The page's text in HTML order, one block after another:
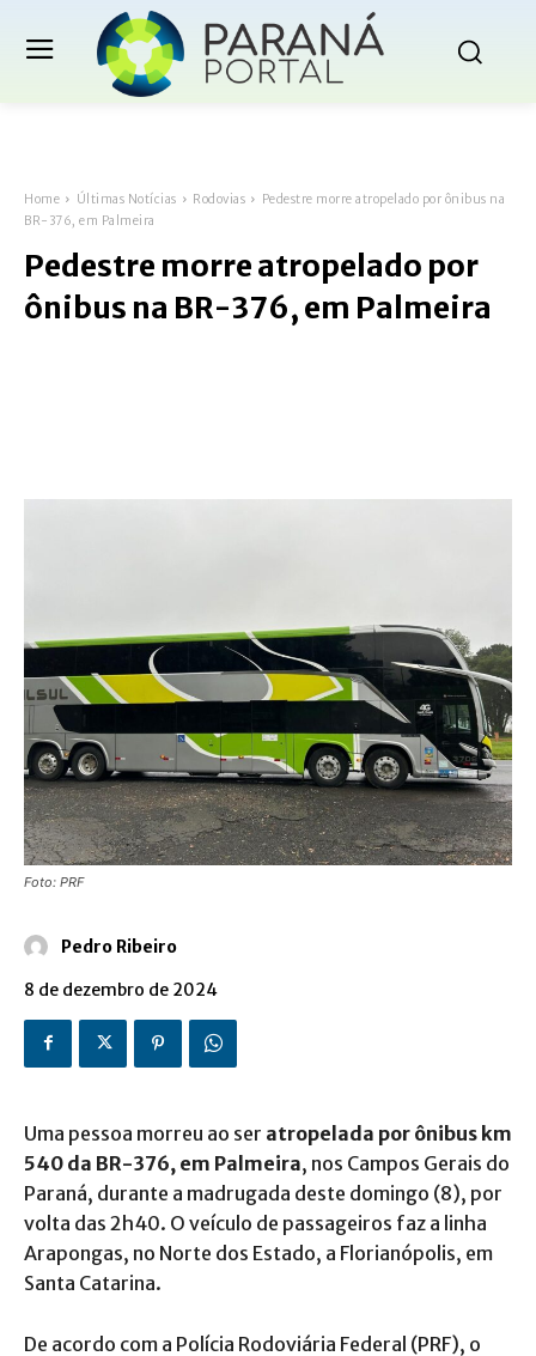
Home Últimas Notícias Rodovias
Pedestre morre atropelado por ônibus na
BR-376, em Palmeira
Pedestre morre atropelado por
ônibus na BR-376, em Palmeira
Foto: PRF
Pedro Ribeiro
8 de dezembro de 2024
Uma pessoa morreu ao ser atropelada por ônibus km
540 da BR-376, em Palmeira, nos Campos Gerais do
Paraná, durante a madrugada deste domingo (8), por
volta das 2h40. O veículo de passageiros faz a linha
Arapongas, no Norte dos Estado, a Florianópolis, em
Santa Catarina.
De acordo com a Polícia Rodoviária Federal (PRF), o